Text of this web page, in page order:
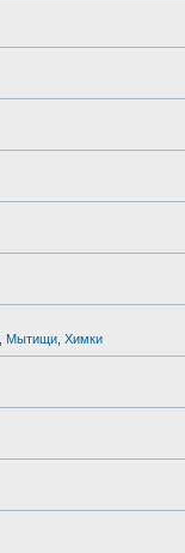
Мытищи Химки